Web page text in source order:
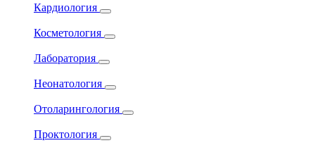
Кардиология
Косметология
Лаборатория
Неонатология
Отоларингология
Проктология